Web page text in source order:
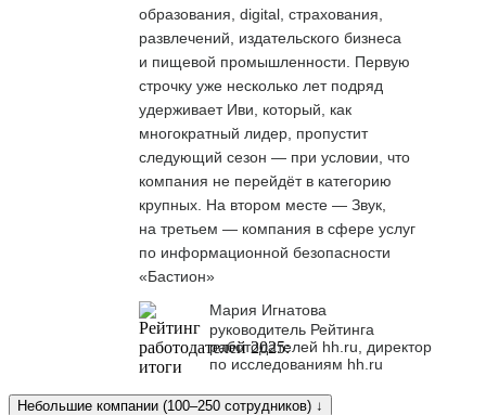
образования, digital, страхования,
развлечений, издательского бизнеса
и пищевой промышленности. Первую
строчку уже несколько лет подряд
удерживает Иви, который, как
многократный лидер, пропустит
следующий сезон — при условии, что
компания не перейдёт в категорию
крупных. На втором месте — Звук,
на третьем — компания в сфере услуг
по информационной безопасности
«Бастион»
Мария Игнатова
руководитель Рейтинга
работодателей hh.ru, директор
по исследованиям hh.ru
Небольшие компании (100–250 сотрудников) ↓